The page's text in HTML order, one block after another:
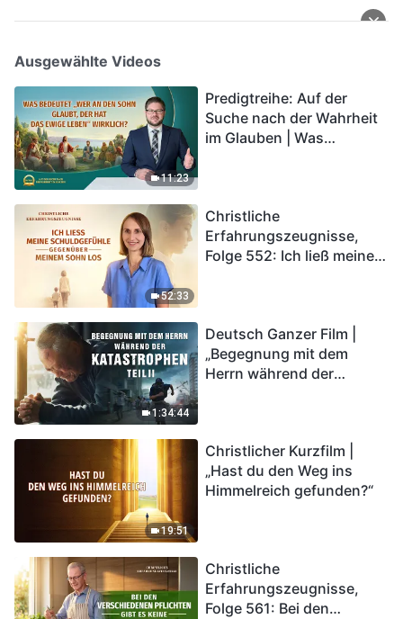
Ausgewählte Videos
11:23
Predigtreihe: Auf der
Suche nach der Wahrheit
im Glauben | Was
52:33
Christliche
Erfahrungszeugnisse,
Folge 552: Ich ließ meine
1:34:44
Deutsch Ganzer Film |
„Begegnung mit dem
Herrn während der
in das Königreich Gottes
eintreten?
19:51
Christlicher Kurzfilm |
„Hast du den Weg ins
Himmelreich gefunden?“
Christliche
Erfahrungszeugnisse,
Folge 561: Bei den